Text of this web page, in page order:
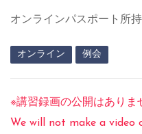
オンラインパスポート所
オンライン 例会
※講習録画の公開はありま
We will not make a video